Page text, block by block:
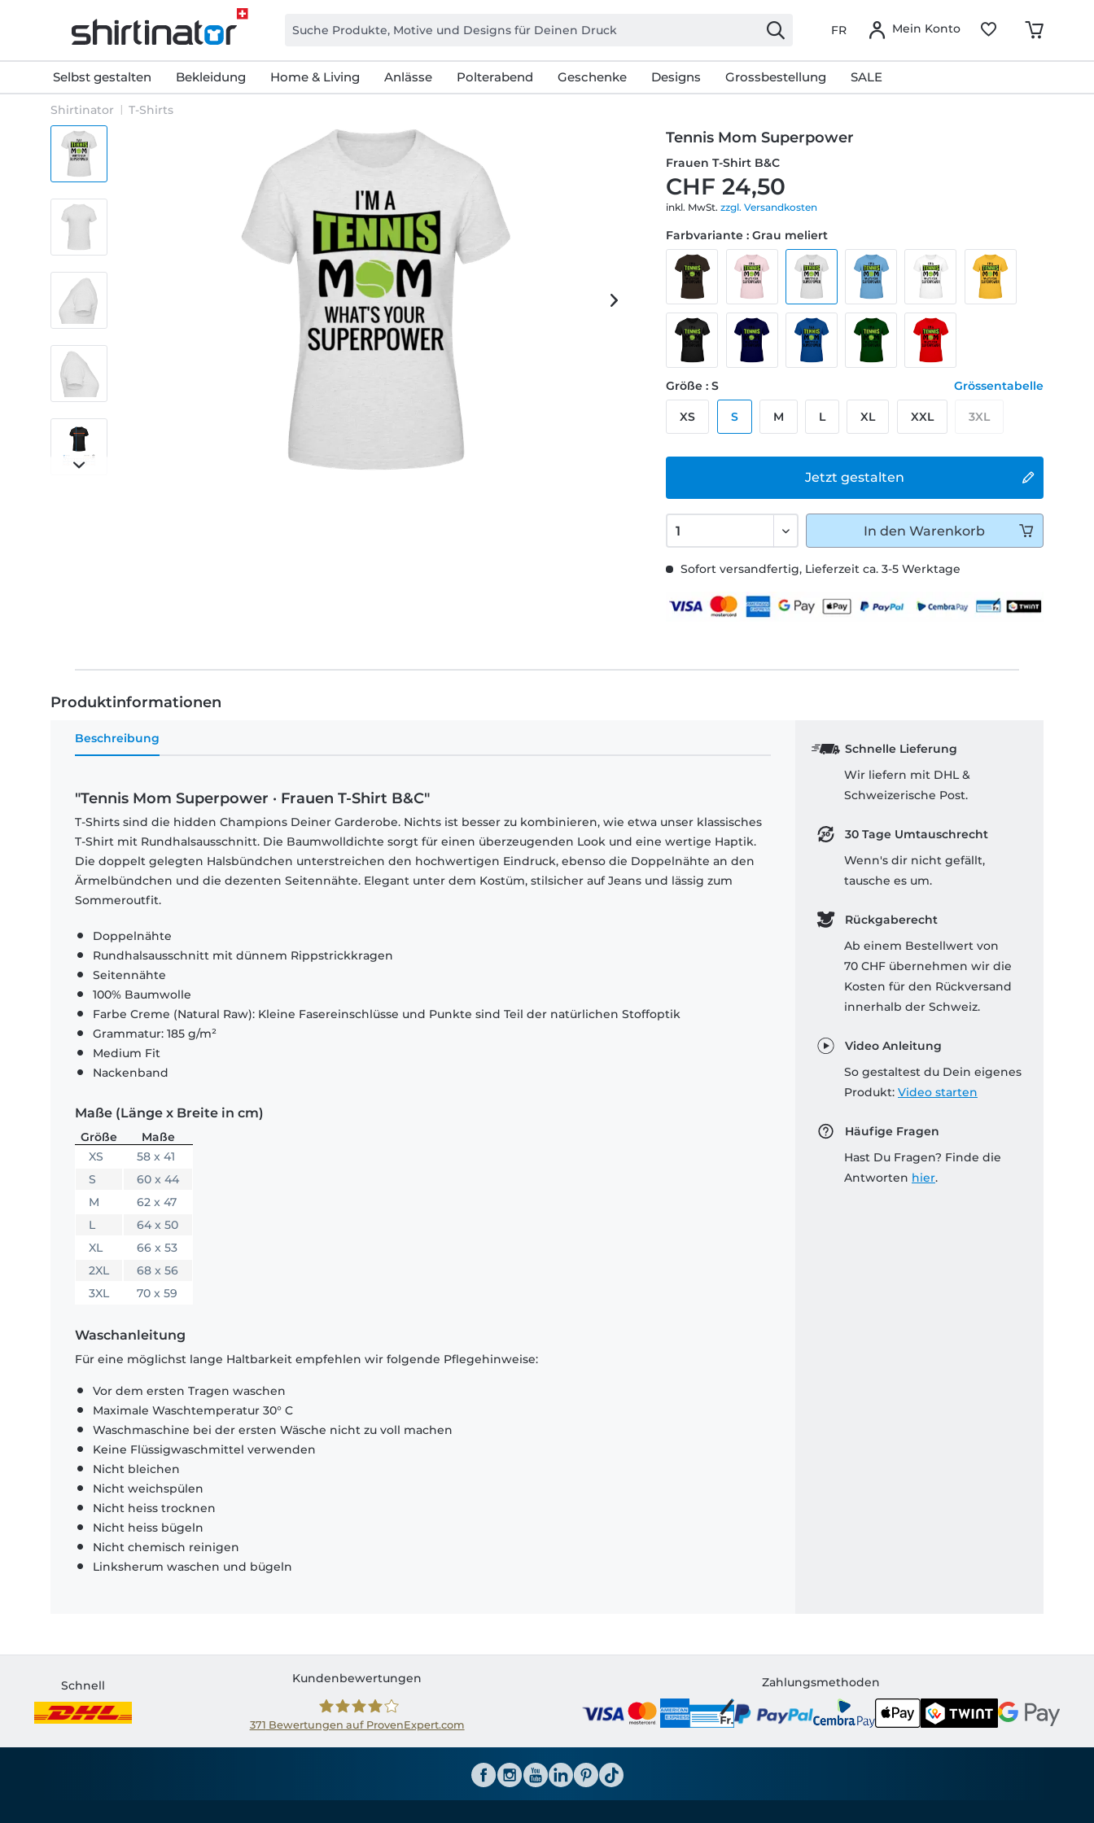
FR Mein Konto
Selbst gestalten Bekleidung Home & Living Anlässe Polterabend Geschenke Designs Grossbestellung SALE
Shirtinator T-Shirts
Tennis Mom Superpower
Frauen T-Shirt B&C
CHF 24,50
inkl. MwSt.zzgl. Versandkosten
Sofort versandfertig, Lieferzeit ca. 3-5 Werktage
Jetzt gestalten
Farbvariante : Grau meliert
Größe : S Grössentabelle
XS S M L XL XXL 3XL
In den Warenkorb
Produktinformationen
Beschreibung
"Tennis Mom Superpower · Frauen T-Shirt B&C"
T-Shirts sind die hidden Champions Deiner Garderobe. Nichts ist besser zu kombinieren, wie etwa unser klassisches
T-Shirt mit Rundhalsausschnitt. Die Baumwolldichte sorgt für einen überzeugenden Look und eine wertige Haptik.
Die doppelt gelegten Halsbündchen unterstreichen den hochwertigen Eindruck, ebenso die Doppelnähte an den
Ärmelbündchen und die dezenten Seitennähte. Elegant unter dem Kostüm, stilsicher auf Jeans und lässig zum
Sommeroutfit.
Doppelnähte
Rundhalsausschnitt mit dünnem Rippstrickkragen
Seitennähte
100% Baumwolle
Farbe Creme (Natural Raw): Kleine Fasereinschlüsse und Punkte sind Teil der natürlichen Stoffoptik
Grammatur: 185 g/m²
Medium Fit
Nackenband
Maße (Länge x Breite in cm)
Größe
Maße
XS
58 x 41
S
60 x 44
M
62 x 47
L
64 x 50
XL
66 x 53
2XL
68 x 56
3XL
70 x 59
Waschanleitung
Für eine möglichst lange Haltbarkeit empfehlen wir folgende Pflegehinweise:
Vor dem ersten Tragen waschen
Maximale Waschtemperatur 30° C
Waschmaschine bei der ersten Wäsche nicht zu voll machen
Keine Flüssigwaschmittel verwenden
Nicht bleichen
Nicht weichspülen
Nicht heiss trocknen
Nicht heiss bügeln
Nicht chemisch reinigen
Linksherum waschen und bügeln
Schnelle Lieferung
Wir liefern mit DHL &
Schweizerische Post.
30 Tage Umtauschrecht
Wenn's dir nicht gefällt,
tausche es um.
Rückgaberecht
Ab einem Bestellwert von
70 CHF übernehmen wir die
Kosten für den Rückversand
innerhalb der Schweiz.
Video Anleitung
So gestaltest du Dein eigenes
Produkt: Video starten
Häufige Fragen
Hast Du Fragen? Finde die
Antworten hier.
Schnell
Kundenbewertungen
371 Bewertungen auf ProvenExpert.com
Zahlungsmethoden